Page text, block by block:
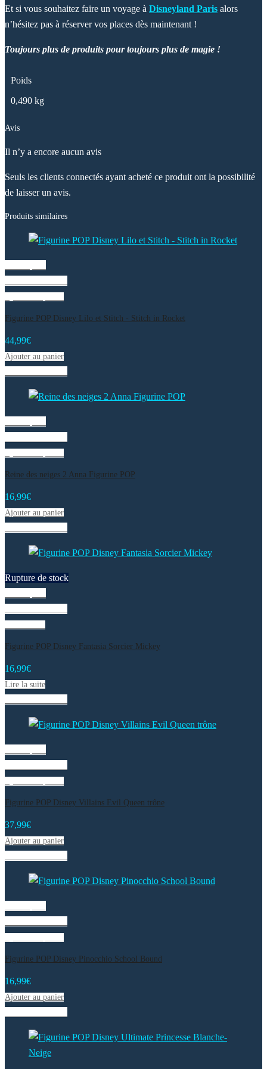
Et si vous souhaitez faire un voyage à Disneyland Paris alors
n’hésitez pas à réserver vos places dès maintenant !
Toujours plus de produits pour toujours plus de magie !
Poids
0,490 kg
Avis
Il n’y a encore aucun avis
Seuls les clients connectés ayant acheté ce produit ont la possibilité
de laisser un avis.
Produits similaires
Figurine POP Disney Lilo et Stitch - Stitch in Rocket
44,99€
Ajouter au panier
Reine des neiges 2 Anna Figurine POP
16,99€
Ajouter au panier
Rupture de stock
Figurine POP Disney Fantasia Sorcier Mickey
16,99€
Lire la suite
Figurine POP Disney Villains Evil Queen trône
37,99€
Ajouter au panier
Figurine POP Disney Pinocchio School Bound
16,99€
Ajouter au panier